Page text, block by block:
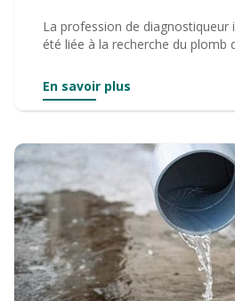
La profession de diagnostiqueur
été liée à la recherche du plomb
En savoir plus